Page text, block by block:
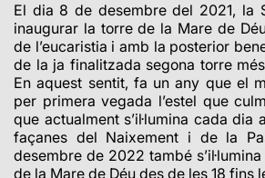
El dia 8 de desembre del 2021, la
inaugurar la torre de la Mare de
de l’eucaristia i amb la posterior
de la ja finalitzada segona torre
En aquest sentit, fa un any que el
per primera vegada l’estel que
que actualment s’il·lumina cada dia
façanes del Naixement i de la
desembre de 2022 també
de la Mare de Déu des de les 18 fins